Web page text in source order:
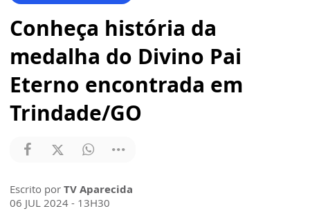
Conheça história da
medalha do Divino Pai
Eterno encontrada em
Trindade/GO
Escrito por TV Aparecida
06 JUL 2024 - 13H30